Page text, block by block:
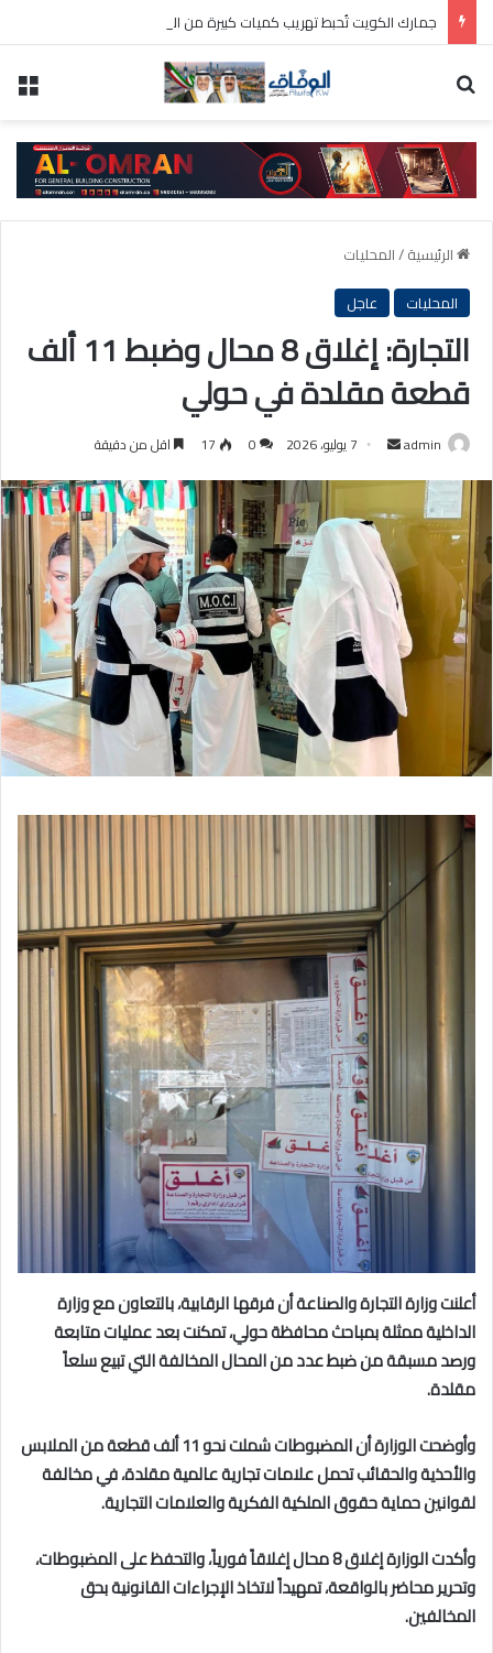
الرئيسية/المحليات
المحليات
عاجل
التجارة: إغلاق 8 محال وضبط 11 ألف
قطعة مقلدة في حولي
admin
أرسل 7 يوليو، 2026 0
17 اقل من دقيقة
أعلنت وزارة التجارة والصناعة أن فرقها الرقابية، بالتعاون مع وزارة
الداخلية ممثلة بمباحث محافظة حولي، تمكنت بعد عمليات متابعة
ورصد مسبقة من ضبط عدد من المحال المخالفة التي تبيع سلعاً
مقلدة.
وأوضحت الوزارة أن المضبوطات شملت نحو 11 ألف قطعة من الملابس
والأحذية والحقائب تحمل علامات تجارية عالمية مقلدة، في مخالفة
لقوانين حماية حقوق الملكية الفكرية والعلامات التجارية.
وأكدت الوزارة إغلاق 8 محال إغلاقاً فورياً، والتحفظ على المضبوطات،
وتحرير محاضر بالواقعة، تمهيداً لاتخاذ الإجراءات القانونية بحق
المخالفين.